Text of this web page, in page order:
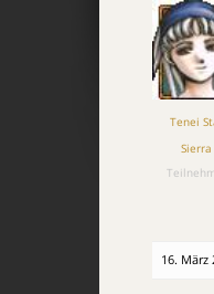
Tenei
Sierra
16. März